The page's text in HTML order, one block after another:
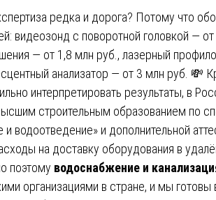
редка и дорога? Потому что
видеозонд с поворотной головкой —
— от 1,8 млн руб., лазерный
анализатор — от 3 млн руб. 💸
интерпретировать результаты, в
строительным образованием по
водоотведение» и дополнительной
на доставку оборудования в
поэтому водоснабжение и
организациями в стране, и мы